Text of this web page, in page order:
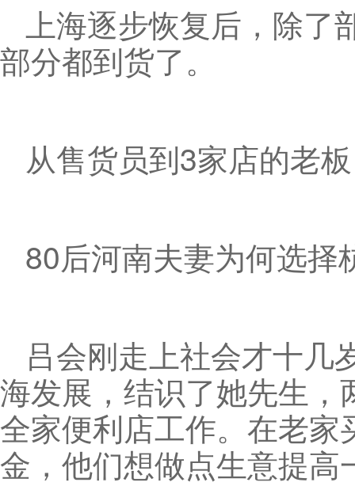
上海逐步恢复后，除
部分都到货了。
从售货员到3家店的老板
80后河南夫妻为何选择
吕会刚走上社会才十几
海发展，结识了她先生
全家便利店工作。在老
金，他们想做点生意提高